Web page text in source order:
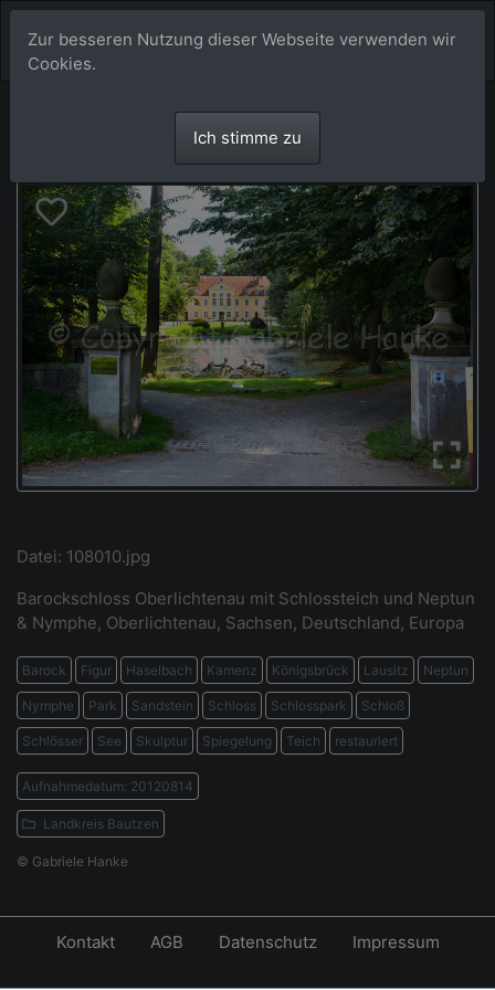
Datei: 108010.jpg
Barockschloss Oberlichtenau mit Schlossteich und Neptun
& Nymphe, Oberlichtenau, Sachsen, Deutschland, Europa
Barock Figur Haselbach Kamenz Königsbrück Lausitz Neptun
Nymphe Park Sandstein Schloss Schlosspark Schloß
Schlösser See Skulptur Spiegelung Teich restauriert
Aufnahmedatum: 20120814
Landkreis Bautzen
© Gabriele Hanke
Zur besseren Nutzung dieser Webseite verwenden wir
Cookies.
Ich stimme zu
Kontakt AGB Datenschutz Impressum